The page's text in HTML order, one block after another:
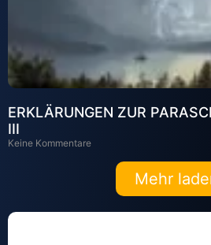
ERKLÄRUNGEN ZUR
III
Keine Kommentare
Mehr